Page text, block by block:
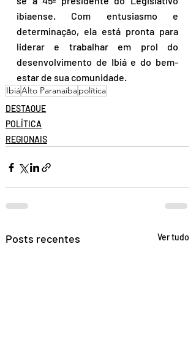
ibiaense. Com entusiasmo e
determinação, ela está pronta para
liderar e trabalhar em prol do
desenvolvimento de Ibiá e do bem-
estar de sua comunidade.
IbiáAlto Paranaíbapolítica
DESTAQUE
POLÍTICA
REGIONAIS
Posts recentes Ver tudo